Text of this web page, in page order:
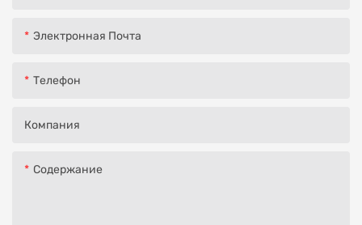
Электронная Почта
Телефон
Компания
Содержание